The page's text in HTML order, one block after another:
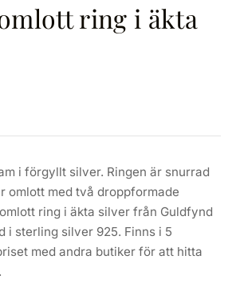
ring i äkta
i förgyllt silver. Ringen är snurrad
omlott med två droppformade
ring i äkta silver från Guldfynd
i sterling silver 925. Finns i 5
med andra butiker för att hitta